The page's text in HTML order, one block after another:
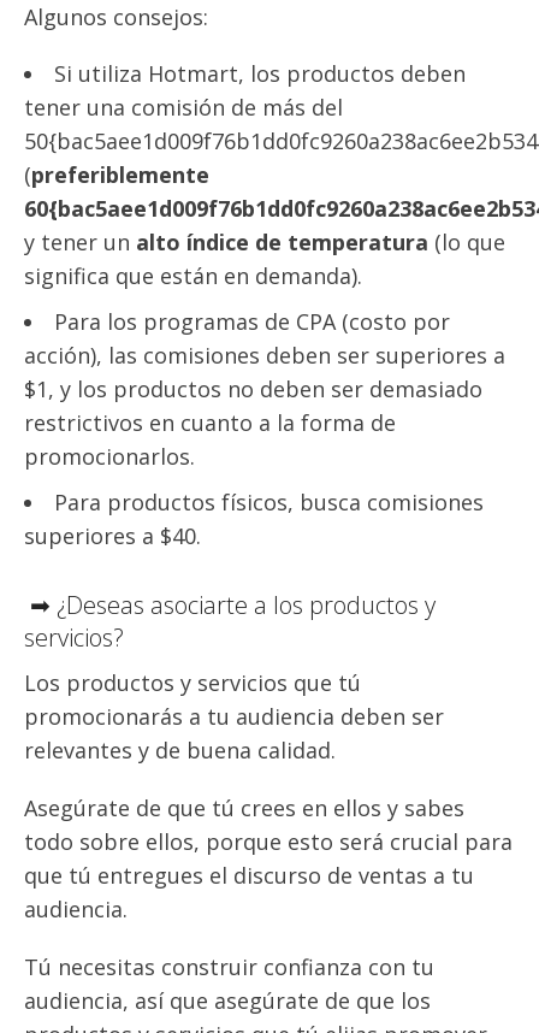
Algunos consejos:
Si utiliza Hotmart, los productos deben
tener una comisión de más del
(preferiblemente
y tener un alto índice de temperatura (lo que
significa que están en demanda).
Para los programas de CPA (costo por
acción), las comisiones deben ser superiores a
$1, y los productos no deben ser demasiado
restrictivos en cuanto a la forma de
promocionarlos.
Para productos físicos, busca comisiones
superiores a $40.
➡ ¿Deseas asociarte a los productos y
servicios?
Los productos y servicios que tú
promocionarás a tu audiencia deben ser
relevantes y de buena calidad.
Asegúrate de que tú crees en ellos y sabes
todo sobre ellos, porque esto será crucial para
que tú entregues el discurso de ventas a tu
audiencia.
Tú necesitas construir confianza con tu
audiencia, así que asegúrate de que los